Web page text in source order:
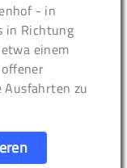
- in
in Richtung
einem
Ausfahrten zu